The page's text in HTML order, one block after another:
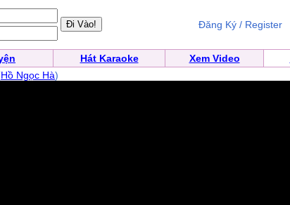
Đăng Ký / Register
Hát Karaoke Xem Video
Hồ Ngọc Hà)